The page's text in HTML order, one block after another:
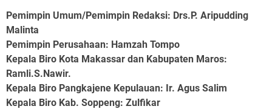
Pemimpin Umum/Pemimpin Redaksi: Drs.P. Aripudding
Malinta
Pemimpin Perusahaan: Hamzah Tompo
Kepala Biro Kota Makassar dan Kabupaten Maros:
Ramli.S.Nawir.
Kepala Biro Pangkajene Kepulauan: Ir. Agus Salim
Kepala Biro Kab. Soppeng: Zulfikar